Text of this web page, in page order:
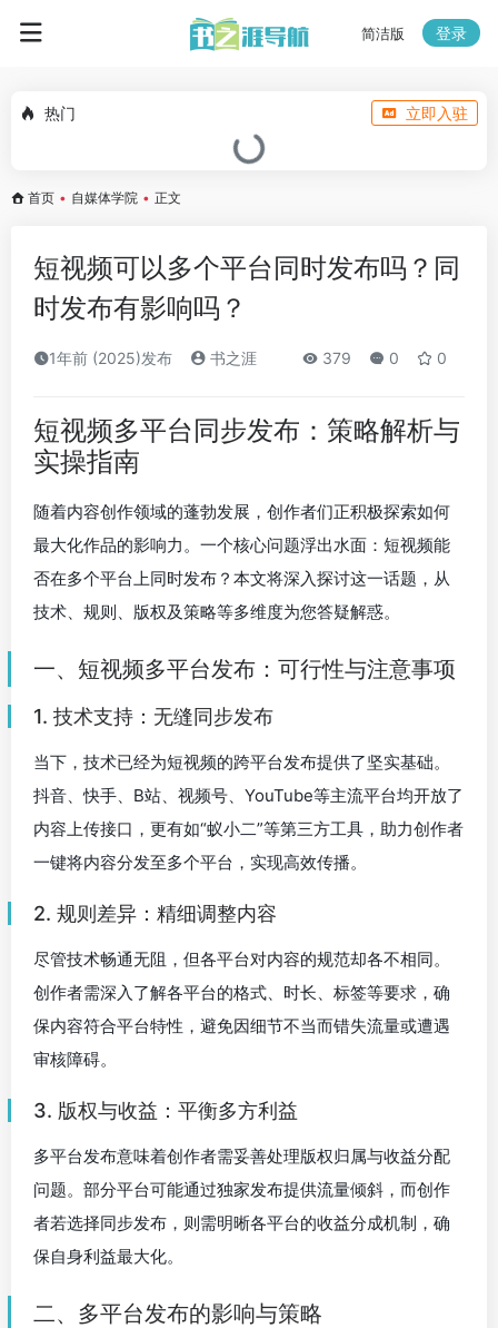
简洁版 登录
热门 立即入驻
首页 • 自媒体学院 • 正文
短视频可以多个平台同时发布吗？同
时发布有影响吗？
1年前 (2025)发布 书之涯 379 0 0
短视频多平台同步发布：策略解析与
实操指南
随着内容创作领域的蓬勃发展，创作者们正积极探索如何
最大化作品的影响力。一个核心问题浮出水面：短视频能
否在多个平台上同时发布？本文将深入探讨这一话题，从
技术、规则、版权及策略等多维度为您答疑解惑。
一、短视频多平台发布：可行性与注意事项
1. 技术支持：无缝同步发布
当下，技术已经为短视频的跨平台发布提供了坚实基础。
抖音、快手、B站、视频号、YouTube等主流平台均开放了
内容上传接口，更有如“蚁小二”等第三方工具，助力创作者
一键将内容分发至多个平台，实现高效传播。
2. 规则差异：精细调整内容
尽管技术畅通无阻，但各平台对内容的规范却各不相同。
创作者需深入了解各平台的格式、时长、标签等要求，确
保内容符合平台特性，避免因细节不当而错失流量或遭遇
审核障碍。
3. 版权与收益：平衡多方利益
多平台发布意味着创作者需妥善处理版权归属与收益分配
问题。部分平台可能通过独家发布提供流量倾斜，而创作
者若选择同步发布，则需明晰各平台的收益分成机制，确
保自身利益最大化。
二、多平台发布的影响与策略